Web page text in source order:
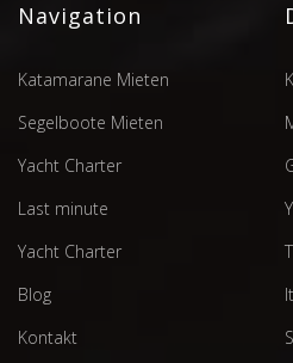
Navigation
Katamarane Mieten
Segelboote Mieten
Yacht Charter
Last minute
Yacht Charter
Blog
Kontakt